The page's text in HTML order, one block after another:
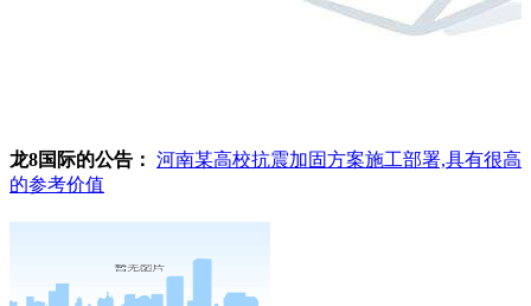
龙8国际的公告： 河南某高校抗震加固方案施工部署,具有很高
的参考价值